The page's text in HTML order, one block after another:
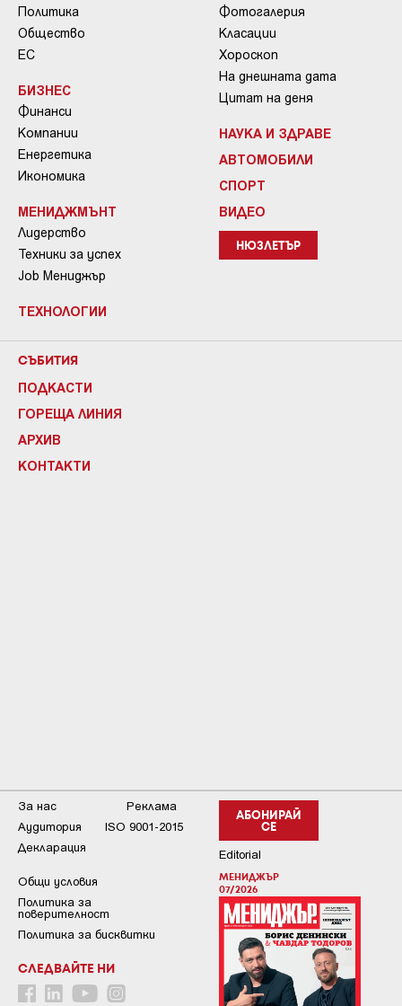
Политика
Общество
ЕС
БИЗНЕС
Финанси
Компании
Енергетика
Икономика
МЕНИДЖМЪНТ
Лидерство
Техники за успех
Job Мениджър
ТЕХНОЛОГИИ
Фотогалерия
Класации
Хороскоп
На днешната дата
Цитат на деня
НАУКА И ЗДРАВЕ
АВТОМОБИЛИ
СПОРТ
ВИДЕО
НЮЗЛЕТЪР
СЪБИТИЯ
ПОДКАСТИ
ГОРЕЩА ЛИНИЯ
АРХИВ
КОНТАКТИ
АБОНИРАЙ
СЕ
Editorial
МЕНИДЖЪР
07/2026
За нас
Реклама
Аудитория
ISO 9001-2015
Декларация
Общи условия
Пoлитикa зa
пoвepитeлнocт
Политика за бисквитки
СЛЕДВАЙТЕ НИ